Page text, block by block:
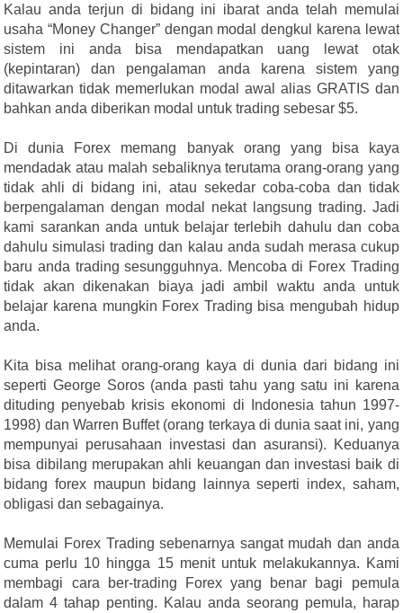
Kalau anda terjun di bidang ini ibarat anda telah memulai
usaha “Money Changer” dengan modal dengkul karena lewat
sistem ini anda bisa mendapatkan uang lewat otak
(kepintaran) dan pengalaman anda karena sistem yang
ditawarkan tidak memerlukan modal awal alias GRATIS dan
bahkan anda diberikan modal untuk trading sebesar $5.
Di dunia Forex memang banyak orang yang bisa kaya
mendadak atau malah sebaliknya terutama orang-orang yang
tidak ahli di bidang ini, atau sekedar coba-coba dan tidak
berpengalaman dengan modal nekat langsung trading. Jadi
kami sarankan anda untuk belajar terlebih dahulu dan coba
dahulu simulasi trading dan kalau anda sudah merasa cukup
baru anda trading sesungguhnya. Mencoba di Forex Trading
tidak akan dikenakan biaya jadi ambil waktu anda untuk
belajar karena mungkin Forex Trading bisa mengubah hidup
anda.
Kita bisa melihat orang-orang kaya di dunia dari bidang ini
seperti George Soros (anda pasti tahu yang satu ini karena
dituding penyebab krisis ekonomi di Indonesia tahun 1997-
1998) dan Warren Buffet (orang terkaya di dunia saat ini, yang
mempunyai perusahaan investasi dan asuransi). Keduanya
bisa dibilang merupakan ahli keuangan dan investasi baik di
bidang forex maupun bidang lainnya seperti index, saham,
obligasi dan sebagainya.
Memulai Forex Trading sebenarnya sangat mudah dan anda
cuma perlu 10 hingga 15 menit untuk melakukannya. Kami
membagi cara ber-trading Forex yang benar bagi pemula
dalam 4 tahap penting. Kalau anda seorang pemula, harap